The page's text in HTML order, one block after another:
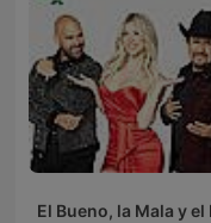
El Bueno, la Mala y el